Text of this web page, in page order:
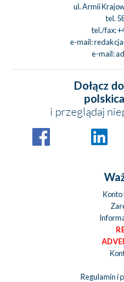
ul. Armii
tel.
tel./fax:
e-mail:
e-mail:
Dołącz
i przeglądaj
Regulamin i